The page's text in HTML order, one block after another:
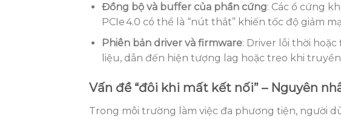
Đồng bộ và buffer của phần cứng: Các ổ cứng
PCIe 4.0 có thể là “nút thắt” khiến tốc độ giảm
Phiên bản driver và firmware: Driver lỗi thời
liệu, dẫn đến hiện tượng lag hoặc treo khi
Vấn đề “đôi khi mất kết nối” – Nguyên
Trong môi trường làm việc đa phương tiện, người